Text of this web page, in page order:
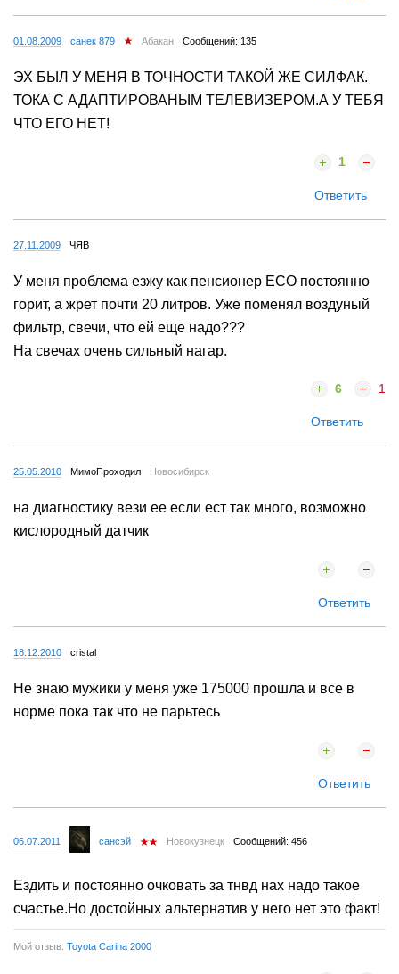
01.08.2009 санек 879 Абакан Сообщений: 135
ЭХ БЫЛ У МЕНЯ В ТОЧНОСТИ ТАКОЙ ЖЕ СИЛФАК.
ТОКА С АДАПТИРОВАНЫМ ТЕЛЕВИЗЕРОМ.А У ТЕБЯ
ЧТО ЕГО НЕТ!
1
Ответить
27.11.2009 ЧЯВ
У меня проблема езжу как пенсионер ECO постоянно
горит, а жрет почти 20 литров. Уже поменял воздуный
фильтр, свечи, что ей еще надо???
На свечах очень сильный нагар.
6 1
Ответить
25.05.2010 МимоПроходил Новосибирск
на диагностику вези ее если ест так много, возможно
кислородный датчик
Ответить
18.12.2010 cristal
Не знаю мужики у меня уже 175000 прошла и все в
норме пока так что не парьтесь
Ответить
06.07.2011 сансэй Новокузнецк Сообщений: 456
Ездить и постоянно очковать за тнвд нах надо такое
счастье.Но достойных альтернатив у него нет это факт!
Мой отзыв: Toyota Carina 2000